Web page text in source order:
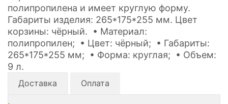
полипропилена и имеет круглую форму.
Габариты изделия: 265*175*255 мм. Цвет
корзины: чёрный. • Материал:
полипропилен; • Цвет: чёрный; • Габариты:
265*175*255 мм; • Форма: круглая; • Объем:
9 л.
Доставка Оплата